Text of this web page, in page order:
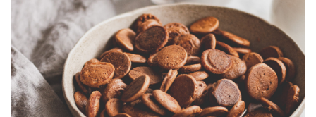
cukormentesen